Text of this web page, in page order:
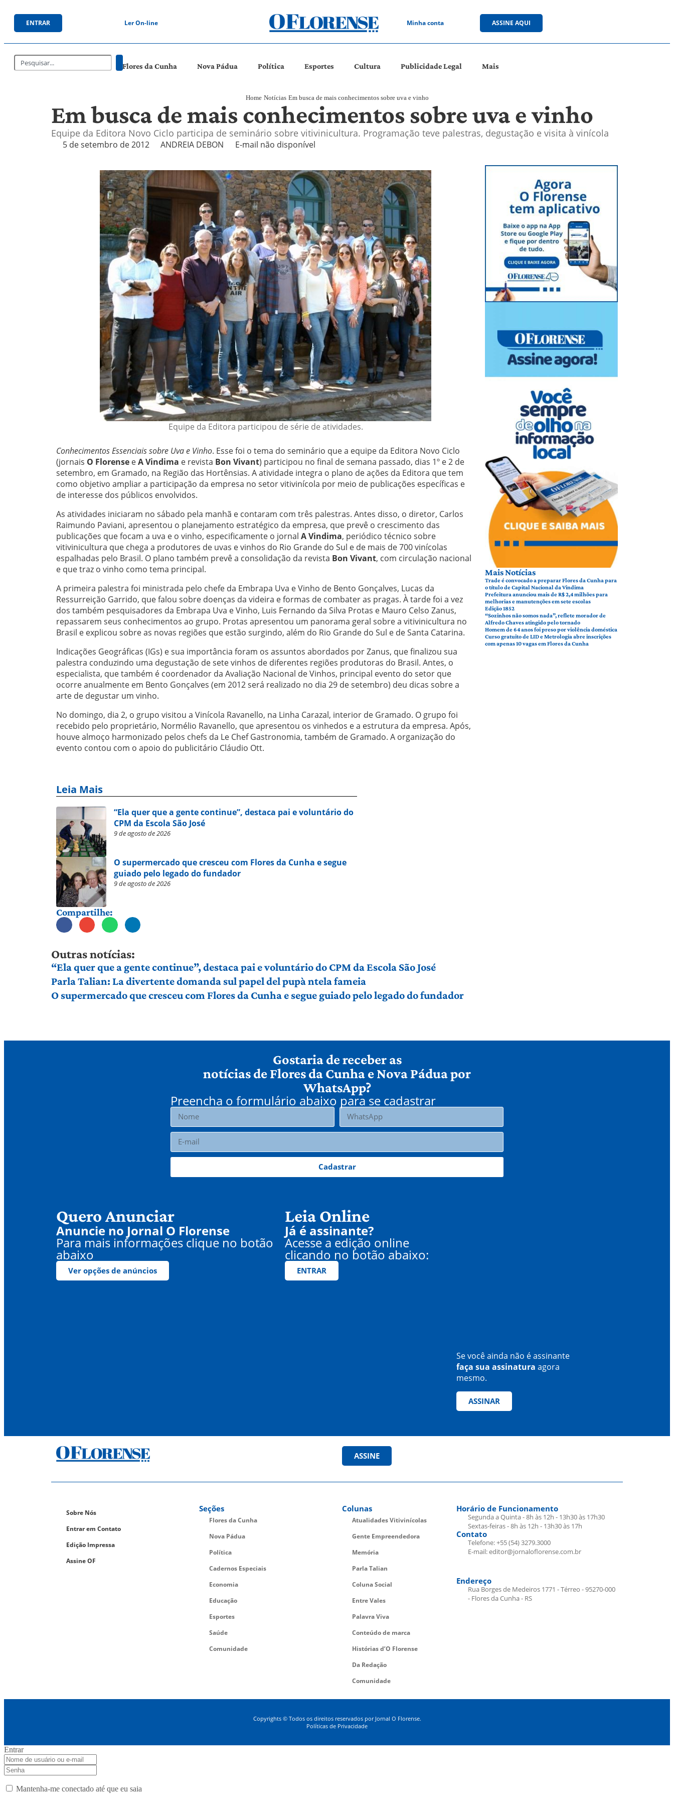
ENTRAR Ler On-line Minha conta ASSINE AQUI
Flores da Cunha Nova Pádua Política Esportes Cultura Publicidade Legal Mais
Home Notícias Em busca de mais conhecimentos sobre uva e vinho
Em busca de mais conhecimentos sobre uva e vinho
Equipe da Editora Novo Ciclo participa de seminário sobre vitivinicultura. Programação teve palestras, degustação e visita à vinícola
5 de setembro de 2012 ANDREIA DEBON E-mail não disponível
Equipe da Editora participou de série de atividades.
Conhecimentos Essenciais sobre Uva e Vinho. Esse foi o tema do seminário que a equipe da Editora Novo Ciclo
(jornais O Florense eA Vindima e revista Bon Vivant) participou no final de semana passado, dias 1º e 2 de
setembro, em Gramado, na Região das Hortênsias. A atividade integra o plano de ações da Editora que tem
como objetivo ampliar a participação da empresa no setor vitivinícola por meio de publicações específicas e
de interesse dos públicos envolvidos.
As atividades iniciaram no sábado pela manhã e contaram com três palestras. Antes disso, o diretor, Carlos
Raimundo Paviani, apresentou o planejamento estratégico da empresa, que prevê o crescimento das
publicações que focam a uva e o vinho, especificamente o jornal A Vindima, periódico técnico sobre
vitivinicultura que chega a produtores de uvas e vinhos do Rio Grande do Sul e de mais de 700 vinícolas
espalhadas pelo Brasil. O plano também prevê a consolidação da revista Bon Vivant, com circulação nacional
e que traz o vinho como tema principal.
A primeira palestra foi ministrada pelo chefe da Embrapa Uva e Vinho de Bento Gonçalves, Lucas da
Ressurreição Garrido, que falou sobre doenças da videira e formas de combater as pragas. À tarde foi a vez
dos também pesquisadores da Embrapa Uva e Vinho, Luis Fernando da Silva Protas e Mauro Celso Zanus,
repassarem seus conhecimentos ao grupo. Protas apresentou um panorama geral sobre a vitivinicultura no
Brasil e explicou sobre as novas regiões que estão surgindo, além do Rio Grande do Sul e de Santa Catarina.
Indicações Geográficas (IGs) e sua importância foram os assuntos abordados por Zanus, que finalizou sua
palestra conduzindo uma degustação de sete vinhos de diferentes regiões produtoras do Brasil. Antes, o
especialista, que também é coordenador da Avaliação Nacional de Vinhos, principal evento do setor que
ocorre anualmente em Bento Gonçalves (em 2012 será realizado no dia 29 de setembro) deu dicas sobre a
arte de degustar um vinho.
No domingo, dia 2, o grupo visitou a Vinícola Ravanello, na Linha Carazal, interior de Gramado. O grupo foi
recebido pelo proprietário, Normélio Ravanello, que apresentou os vinhedos e a estrutura da empresa. Após,
houve almoço harmonizado pelos chefs da Le Chef Gastronomia, também de Gramado. A organização do
evento contou com o apoio do publicitário Cláudio Ott.
Leia Mais
“Ela quer que a gente continue”, destaca pai e voluntário do
CPM da Escola São José
9 de agosto de 2026
O supermercado que cresceu com Flores da Cunha e segue
guiado pelo legado do fundador
9 de agosto de 2026
Compartilhe:
Mais Notícias
Trade é convocado a preparar Flores da Cunha para
o título de Capital Nacional da Vindima
Prefeitura anunciou mais de R$ 2,4 milhões para
melhorias e manutenções em sete escolas
Edição 1852
“Sozinhos não somos nada”, reflete morador de
Alfredo Chaves atingido pelo tornado
Homem de 64 anos foi preso por violência doméstica
Curso gratuito de LID e Metrologia abre inscrições
com apenas 10 vagas em Flores da Cunha
Outras notícias:
“Ela quer que a gente continue”, destaca pai e voluntário do CPM da Escola São José
Parla Talian: La divertente domanda sul papel del pupà ntela fameia
O supermercado que cresceu com Flores da Cunha e segue guiado pelo legado do fundador
Gostaria de receber as
notícias de Flores da Cunha e Nova Pádua por
WhatsApp?
Preencha o formulário abaixo para se cadastrar
Cadastrar
Quero Anunciar
Anuncie no Jornal O Florense
Para mais informações clique no botão
abaixo
Ver opções de anúncios
Leia Online
Já é assinante?
Acesse a edição online
clicando no botão abaixo:
ENTRAR
Se você ainda não é assinante
faça sua assinatura agora
mesmo.
ASSINAR
ASSINE
Sobre Nós
Entrar em Contato
Edição Impressa
Assine OF
Seções
Flores da Cunha
Nova Pádua
Política
Cadernos Especiais
Economia
Educação
Esportes
Saúde
Comunidade
Colunas
Atualidades Vitivinícolas
Gente Empreendedora
Memória
Parla Talian
Coluna Social
Entre Vales
Palavra Viva
Conteúdo de marca
Histórias d’O Florense
Da Redação
Comunidade
Horário de Funcionamento
Segunda a Quinta - 8h às 12h - 13h30 às 17h30
Sextas-feiras - 8h às 12h - 13h30 às 17h
Contato
Telefone: +55 (54) 3279.3000
E-mail: editor@jornaloflorense.com.br
Endereço
Rua Borges de Medeiros 1771 - Térreo - 95270-000
- Flores da Cunha - RS
Copyrights © Todos os direitos reservados por Jornal O Florense.
Políticas de Privacidade
Entrar
Mantenha-me conectado até que eu saia